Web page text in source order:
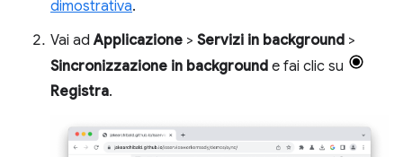
dimostrativa.
Vai adApplicazione > Servizi in background >
Sincronizzazione in background e fai clic su
Registra.